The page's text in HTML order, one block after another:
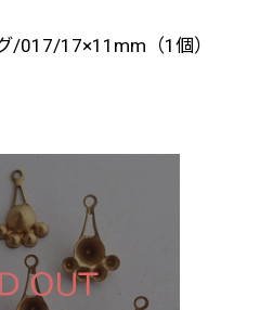
/017/17×11mm（1個）